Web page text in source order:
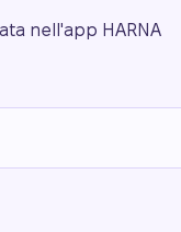
nell'app HARNA